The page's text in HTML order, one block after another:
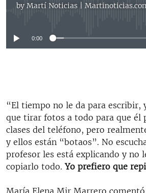
by Martí Noticias |
No media source
0:00
“El tiempo no le da para escribir,
que tirar fotos a todo para que él
clases del teléfono, pero
y ellos están “botaos”. No
profesor les está explicando y no
copiarlo todo.Yo prefiero que
María Elena Mir Marrero